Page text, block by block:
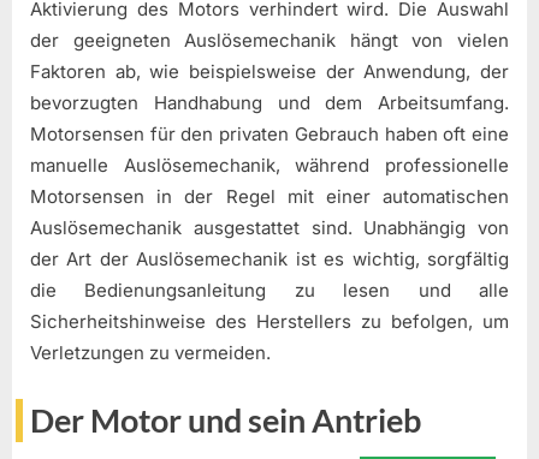
Aktivierung des Motors verhindert wird. Die Auswahl
der geeigneten Auslösemechanik hängt von vielen
Faktoren ab, wie beispielsweise der Anwendung, der
bevorzugten Handhabung und dem Arbeitsumfang.
Motorsensen für den privaten Gebrauch haben oft eine
manuelle Auslösemechanik, während professionelle
Motorsensen in der Regel mit einer automatischen
Auslösemechanik ausgestattet sind. Unabhängig von
der Art der Auslösemechanik ist es wichtig, sorgfältig
die Bedienungsanleitung zu lesen und alle
Sicherheitshinweise des Herstellers zu befolgen, um
Verletzungen zu vermeiden.
Der Motor und sein Antrieb